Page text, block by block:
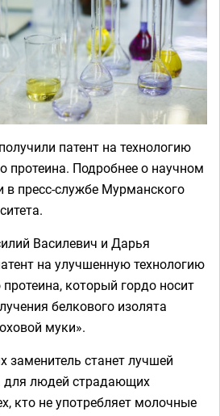
патент на технологию
протеина. Подробнее о научном
в пресс-службе Мурманского
Василевич и Дарья
на улучшенную технологию
который гордо носит
белкового изолята
муки».
заменитель станет лучшей
для людей страдающих
кто не употребляет молочные